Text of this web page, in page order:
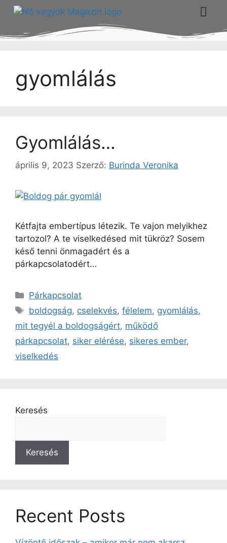
gyomlálás
Gyomlálás…
április 9, 2023 Szerző: Burinda Veronika
Kétfajta embertípus létezik. Te vajon melyikhez
tartozol? A te viselkedésed mit tükröz? Sosem
késő tenni önmagadért és a
párkapcsolatodért…
Párkapcsolat
boldogság, cselekvés,félelem, gyomlálás,
mit tegyél a boldogságért, működő
párkapcsolat, siker elérése, sikeres ember,
viselkedés
Keresés
Keresés
Recent Posts